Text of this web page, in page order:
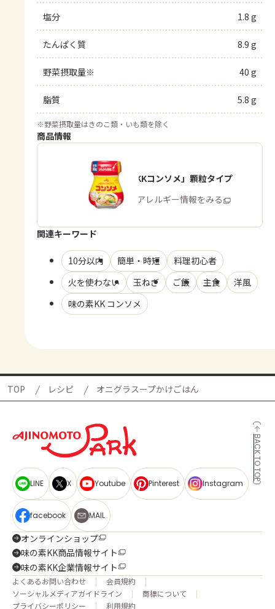
塩分 1.8 g
たんぱく質 8.9 g
野菜摂取量※ 40 g
脂質 5.8 g
※野菜摂取量はきのこ類・いも類を除く
商品情報
「味の素KKコンソメ」顆粒タイプ
商品・アレルギー情報をみる
関連キーワード
10分以内 簡単・時短
料理初心者
火を使わない
玉ねぎ ご飯 主食
洋風
味の素KK コンソメ
TOP レシピ オニグラスープかけごはん
BACK TO TOP
LINE X Youtube Pinterest Instagram
facebook MAIL
オンラインショップ
味の素KK商品情報サイト
味の素KK企業情報サイト
よくあるお問い合わせ
会員規約
ソーシャルメディアガイドライン
商標について
プライバシーポリシー
利用規約